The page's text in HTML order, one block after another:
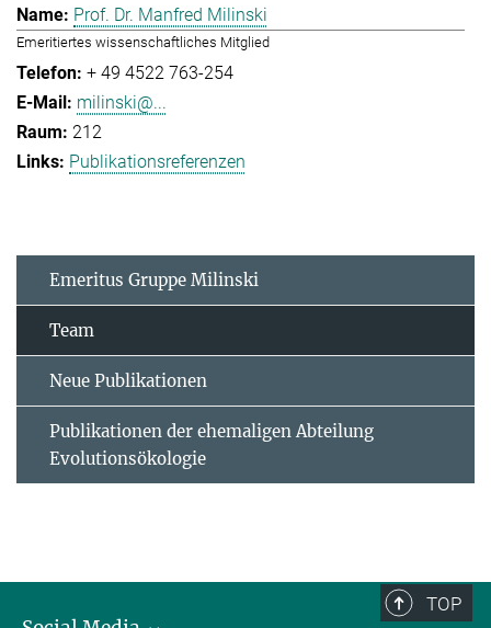
Prof. Dr. Manfred Milinski
Emeritiertes wissenschaftliches Mitglied
+ 49 4522 763-254
milinski@...
212
Publikationsreferenzen
Emeritus Gruppe Milinski
Team
Neue Publikationen
Publikationen der ehemaligen Abteilung
Evolutionsökologie
TOP